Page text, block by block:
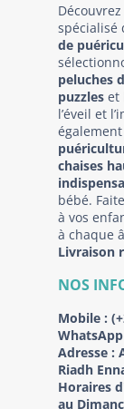
Découvrez
spécialisé
de
peluches
puzzles et
l’éveil et
chaises
bébé.
à vos
à chaque
Livraison
NOS
Mobile :
Adresse :
Riadh
Horaires
au